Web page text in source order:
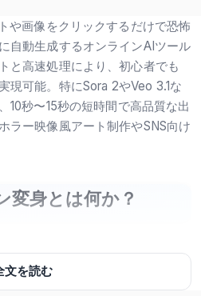
や画像をクリックするだけで恐怖
自動生成するオンラインAIツール
と高速処理により、初心者でも
現可能。特にSora 2やVeo 3.1な
10秒〜15秒の短時間で高品質な出
ラー映像風アート制作やSNS向け
変身とは何か？
イムで「デーモン」へと変換す
主にSora 2やVeo 3.1といった最
文を読む